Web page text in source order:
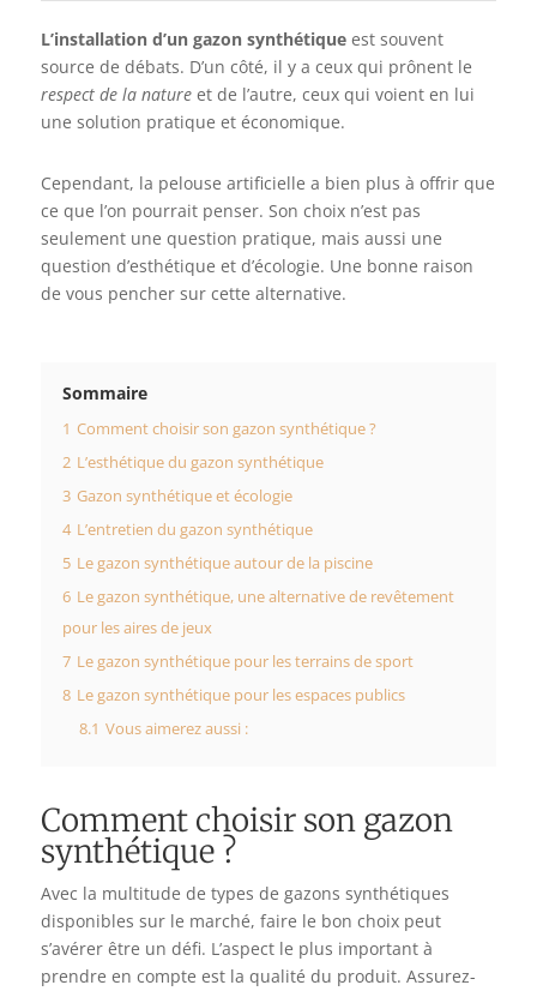
L’installation d’un gazon synthétiqueest souvent
source de débats. D’un côté, il y a ceux qui prônent le
respect de la natureet de l’autre, ceux qui voient en lui
une solution pratique et économique.
Cependant, la pelouse artificielle a bien plus à offrir que
ce que l’on pourrait penser. Son choix n’est pas
seulement une question pratique, mais aussi une
question d’esthétique et d’écologie. Une bonne raison
de vous pencher sur cette alternative.
Sommaire
1 Comment choisir son gazon synthétique ?
2 L’esthétique du gazon synthétique
3 Gazon synthétique et écologie
4 L’entretien du gazon synthétique
5 Le gazon synthétique autour de la piscine
6 Le gazon synthétique, une alternative de revêtement
pour les aires de jeux
7 Le gazon synthétique pour les terrains de sport
8 Le gazon synthétique pour les espaces publics
8.1 Vous aimerez aussi :
Comment choisir son gazon
synthétique ?
Avec la multitude de types de gazons synthétiques
disponibles sur le marché, faire le bon choix peut
s’avérer être un défi. L’aspect le plus important à
prendre en compte est la qualité du produit. Assurez-